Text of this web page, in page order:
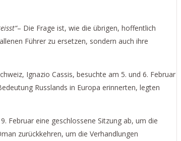
– Die Frage ist, wie die übrigen, hoffentlich
Führer zu ersetzen, sondern auch ihre
Ignazio Cassis, besuchte am 5. und 6. Februar
Russlands in Europa erinnerten, legten
Februar eine geschlossene Sitzung ab, um die
zurückkehren, um die Verhandlungen